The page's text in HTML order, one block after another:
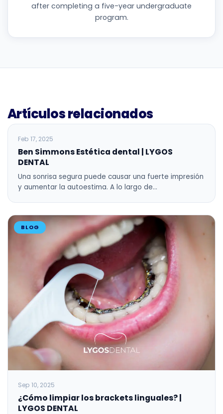
after completing a five-year undergraduate
program.
Artículos relacionados
BLOG
Feb 17, 2025
Ben Simmons Estética dental | LYGOS
DENTAL
Una sonrisa segura puede causar una fuerte impresión
y aumentar la autoestima. A lo largo de…
BLOG
Sep 10, 2025
¿Cómo limpiar los brackets linguales? |
LYGOS DENTAL